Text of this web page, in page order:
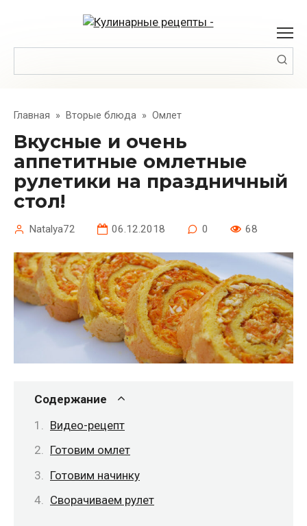
Главная » Вторые блюда » Омлет
Вкусные и очень
аппетитные омлетные
рулетики на праздничный
стол!
Natalya72 06.12.2018 0 68
Содержание
Видео-рецепт
Готовим омлет
Готовим начинку
Сворачиваем рулет